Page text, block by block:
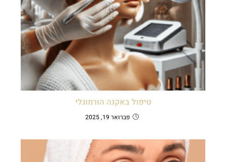
טיפול באקנה הורמונלי
פברואר 19, 2025